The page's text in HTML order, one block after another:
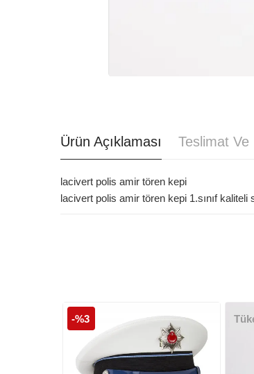
Ürün Açıklaması Teslimat Ve
lacivert polis amir tören kepi
lacivert polis amir tören kepi 1.sınıf
-%3